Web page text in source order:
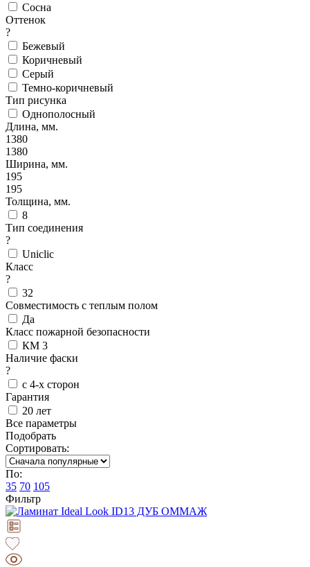
Сосна
Оттенок
?
Бежевый
Коричневый
Серый
Темно-коричневый
Тип рисунка
Однополосный
Длина, мм.
1380
1380
Ширина, мм.
195
195
Толщина, мм.
8
Тип соединения
?
Uniclic
Класс
?
32
Совместимость с теплым полом
Да
Класс пожарной безопасности
КМ 3
Наличие фаски
?
с 4-х сторон
Гарантия
20 лет
Все параметры
Подобрать
Сортировать:
По:
35 70 105
Фильтр